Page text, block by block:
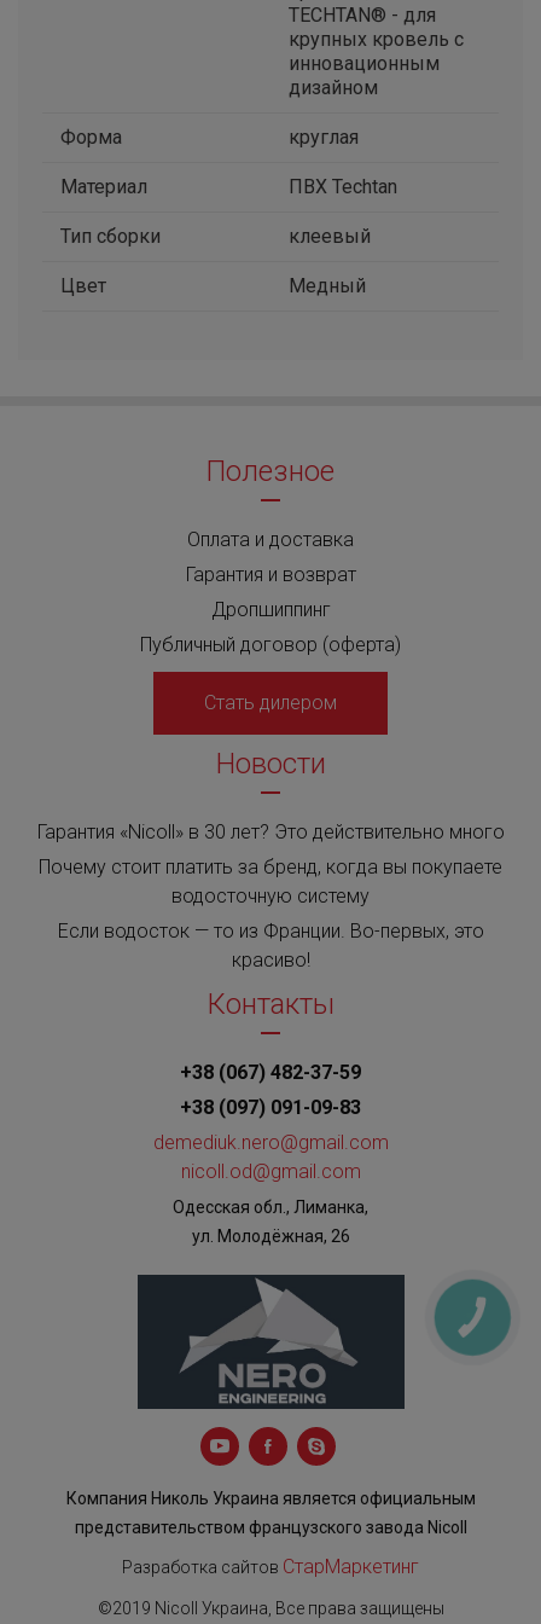
TECHTAN® - для
крупных кровель с
инновационным
дизайном
Форма круглая
Материал ПВХ Techtan
Тип сборки клеевый
Цвет Медный
Полезное
Оплата и доставка
Гарантия и возврат
Дропшиппинг
Публичный договор (оферта)
Стать дилером
Новости
Гарантия «Nicoll» в 30 лет? Это действительно много
Почему стоит платить за бренд, когда вы покупаете
водосточную систему
Если водосток — то из Франции. Во-первых, это
красиво!
Контакты
+38 (067) 482-37-59
+38 (097) 091-09-83
demediuk.nero@gmail.com
nicoll.od@gmail.com
Одесская обл., Лиманка,
ул. Молодёжная, 26
Компания Николь Украина является официальным
представительством французского завода Nicoll
Разработка сайтов СтарМаркетинг
©2019 Nicoll Украина, Все права защищены
КНОПКА
ЗВ'ЯЗКУ